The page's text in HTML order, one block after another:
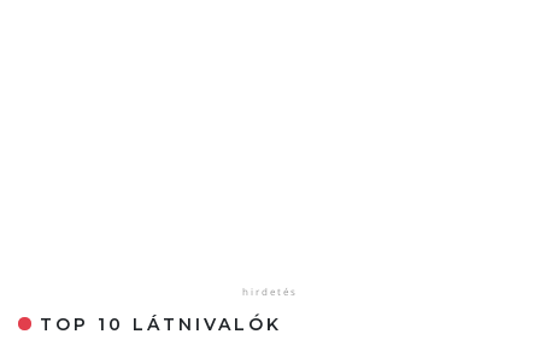
TOP 10 LÁTNIVALÓK